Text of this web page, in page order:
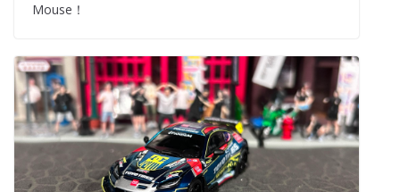
Mouse！